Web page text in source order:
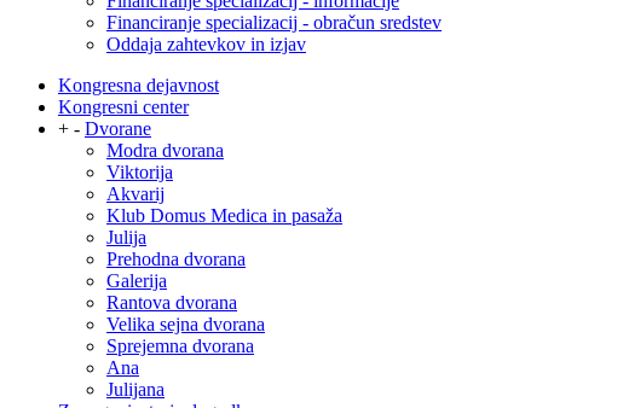
Financiranje specializacij - obračun sredstev
Oddaja zahtevkov in izjav
Kongresna dejavnost
Kongresni center
+ - Dvorane
Modra dvorana
Viktorija
Akvarij
Klub Domus Medica in pasaža
Julija
Prehodna dvorana
Galerija
Rantova dvorana
Velika sejna dvorana
Sprejemna dvorana
Ana
Julijana